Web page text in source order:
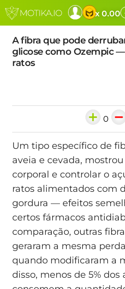
x 0.00
A fibra que pode
glicose como Ozempic
ratos
0
Um tipo específico de
aveia e cevada,
corporal e controlar o
ratos alimentados com
gordura — efeitos
certos fármacos
comparação, outras
geraram a mesma
quando modificaram a
disso, menos de 5% dos